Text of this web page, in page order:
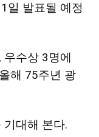
일 발표될 예정
, 우수상 3명에
해 75주년 광
기대해 본다.